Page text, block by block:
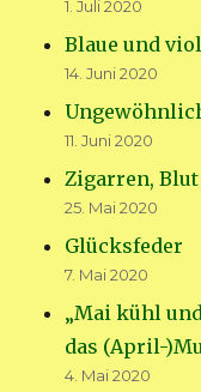
1. Juli 2020
Blaue und
14. Juni 2020
11. Juni 2020
Zigarren,
25. Mai 2020
Glücksfeder
7. Mai 2020
„Mai kühl
das (April-
4. Mai 2020